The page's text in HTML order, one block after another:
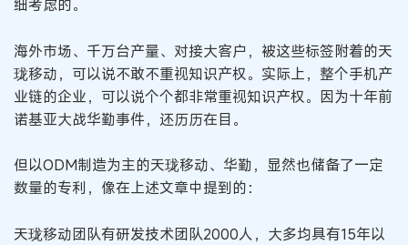
细考虑的。
海外市场、千万台产量、对接大客户，被这些标签附着的天
珑移动，可以说不敢不重视知识产权。实际上，整个手机产
业链的企业，可以说个个都非常重视知识产权。因为十年前
诺基亚大战华勤事件，还历历在目。
但以ODM制造为主的天珑移动、华勤，显然也储备了一定
数量的专利，像在上述文章中提到的：
天珑移动团队有研发技术团队2000人，大多均具有15年以